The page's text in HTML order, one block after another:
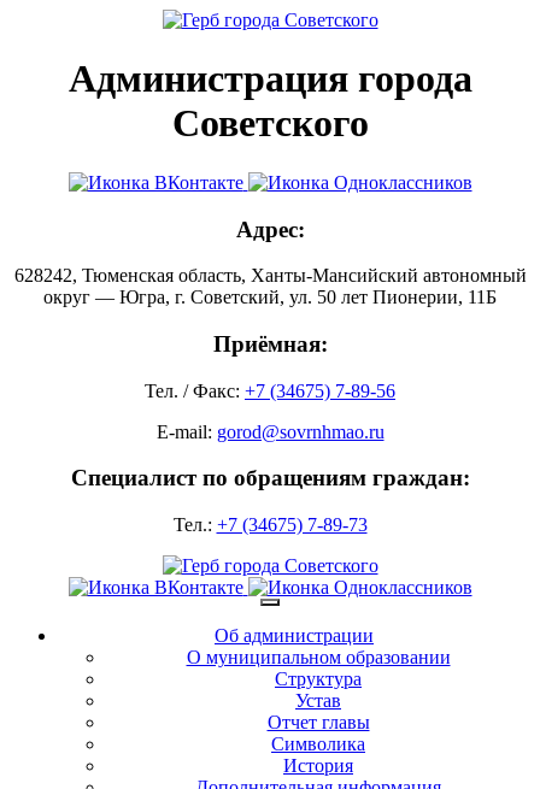
Администрация города
Советского
Адрес:
628242, Тюменская область, Ханты-Мансийский автономный
округ — Югра, г. Советский, ул. 50 лет Пионерии, 11Б
Приёмная:
Тел. / Факс: +7 (34675) 7-89-56
E-mail: gorod@sovrnhmao.ru
Специалист по обращениям граждан:
Тел.: +7 (34675) 7-89-73
Об администрации
О муниципальном образовании
Структура
Устав
Отчет главы
Символика
История